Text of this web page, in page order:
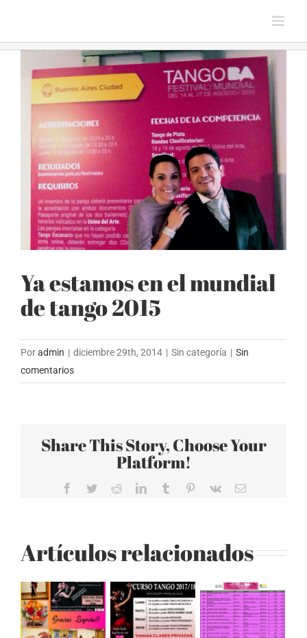
contenido
imagen
más
grande
Ya estamos en el mundial
de tango 2015
Poradmin | diciembre 29th, 2014 | Sin categoría | Sin
comentarios
Share This Story, Choose Your
Platform!
Facebook
TwitterRedditLinkedInTumblr Pinterest
Vk
Correo
Artículos relacionados